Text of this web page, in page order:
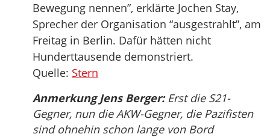
Bewegung nennen”, erklärte Jochen Stay,
Sprecher der Organisation “ausgestrahlt”, am
Freitag in Berlin. Dafür hätten nicht
Hunderttausende demonstriert.
Quelle: Stern
Anmerkung Jens Berger:Erst die S21-
Gegner, nun die AKW-Gegner, die Pazifisten
sind ohnehin schon lange von Bord